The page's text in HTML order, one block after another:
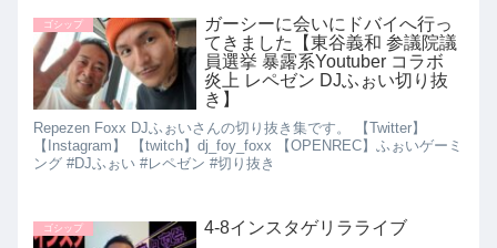
ゴシップ
ガーシーに会いにドバイへ行っ
てきました【東谷義和 参議院議
員選挙 暴露系Youtuber コラボ
炎上 レペゼン DJふぉい切り抜
き】
Repezen Foxx DJふぉいさんの切り抜き集です。 【Twitter】
【Instagram】 【twitch】dj_foy_foxx 【OPENREC】ふぉいゲーミ
ング #DJふぉい #レペゼン #切り抜き
ゴシップ 4-8インスタゲリラライブ